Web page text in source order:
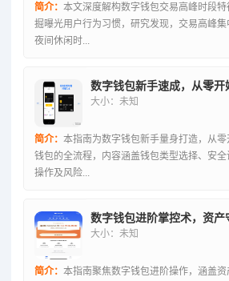
简介： 本文深度解构数字钱包交易高峰时段
掘曝光用户行为习惯，研究发现，交易高峰
夜间休闲时...
数字钱包新手速成，从零开
大小：未知
简介： 本指南为数字钱包新手量身打造，从
钱包的全流程，内容涵盖钱包类型选择、安
操作及风险...
大小：未知
简介： 本指南聚焦数字钱包进阶操作，涵盖